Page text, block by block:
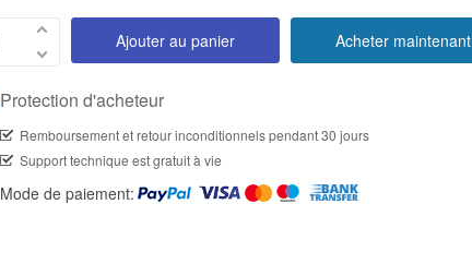
Ajouter au panier Acheter maintenant
Protection d'acheteur
Remboursement et retour inconditionnels pendant 30 jours
Support technique est gratuit à vie
Mode de paiement: